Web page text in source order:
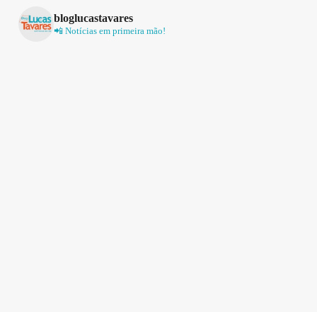
bloglucastavares
📲 Notícias em primeira mão!